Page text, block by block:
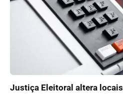
Justiça Eleitoral altera